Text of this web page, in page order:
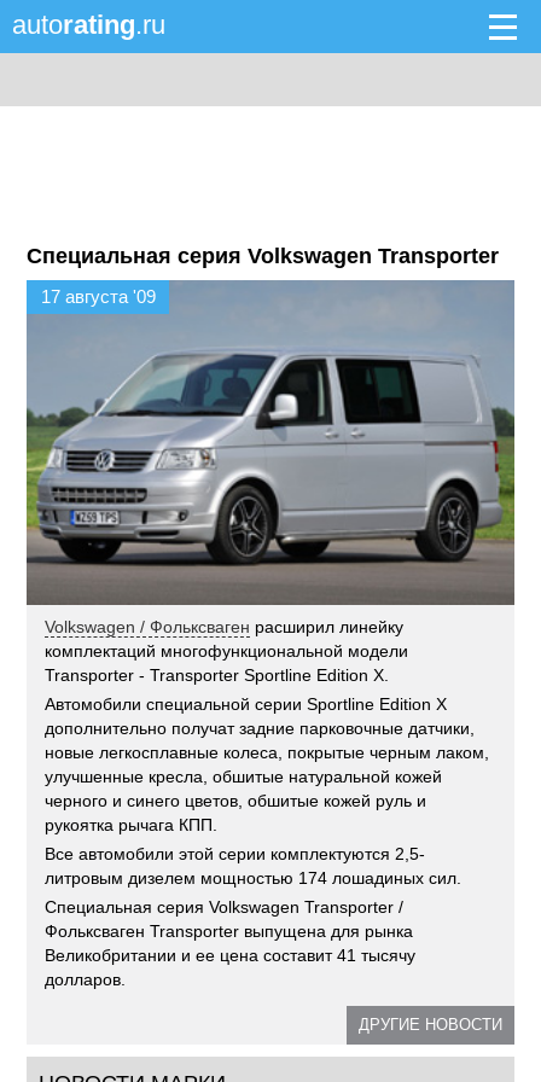
autorating.ru
Специальная серия Volkswagen Transporter
17 августа '09
Volkswagen / Фольксваген расширил линейку
комплектаций многофункциональной модели
Transporter - Transporter Sportline Edition X.
Автомобили специальной серии Sportline Edition X
дополнительно получат задние парковочные датчики,
новые легкосплавные колеса, покрытые черным лаком,
улучшенные кресла, обшитые натуральной кожей
черного и синего цветов, обшитые кожей руль и
рукоятка рычага КПП.
Все автомобили этой серии комплектуются 2,5-
литровым дизелем мощностью 174 лошадиных сил.
Специальная серия Volkswagen Transporter /
Фольксваген Transporter выпущена для рынка
Великобритании и ее цена составит 41 тысячу
долларов.
ДРУГИЕ НОВОСТИ